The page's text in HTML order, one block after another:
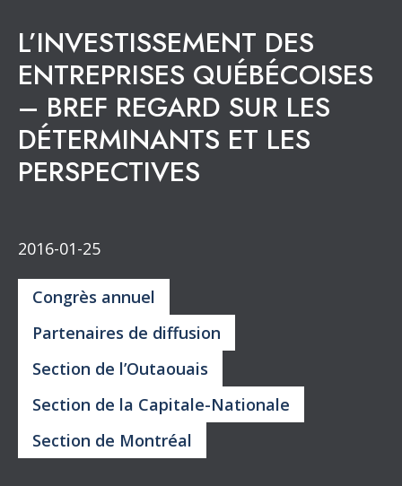
L’INVESTISSEMENT DES
ENTREPRISES QUÉBÉCOISES
– BREF REGARD SUR LES
DÉTERMINANTS ET LES
PERSPECTIVES
2016-01-25
Congrès annuel
Partenaires de diffusion
Section de l’Outaouais
Section de la Capitale-Nationale
Section de Montréal